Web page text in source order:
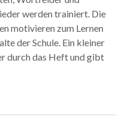
werden trainiert. Die
motivieren zum Lernen
der Schule. Ein kleiner
durch das Heft und gibt